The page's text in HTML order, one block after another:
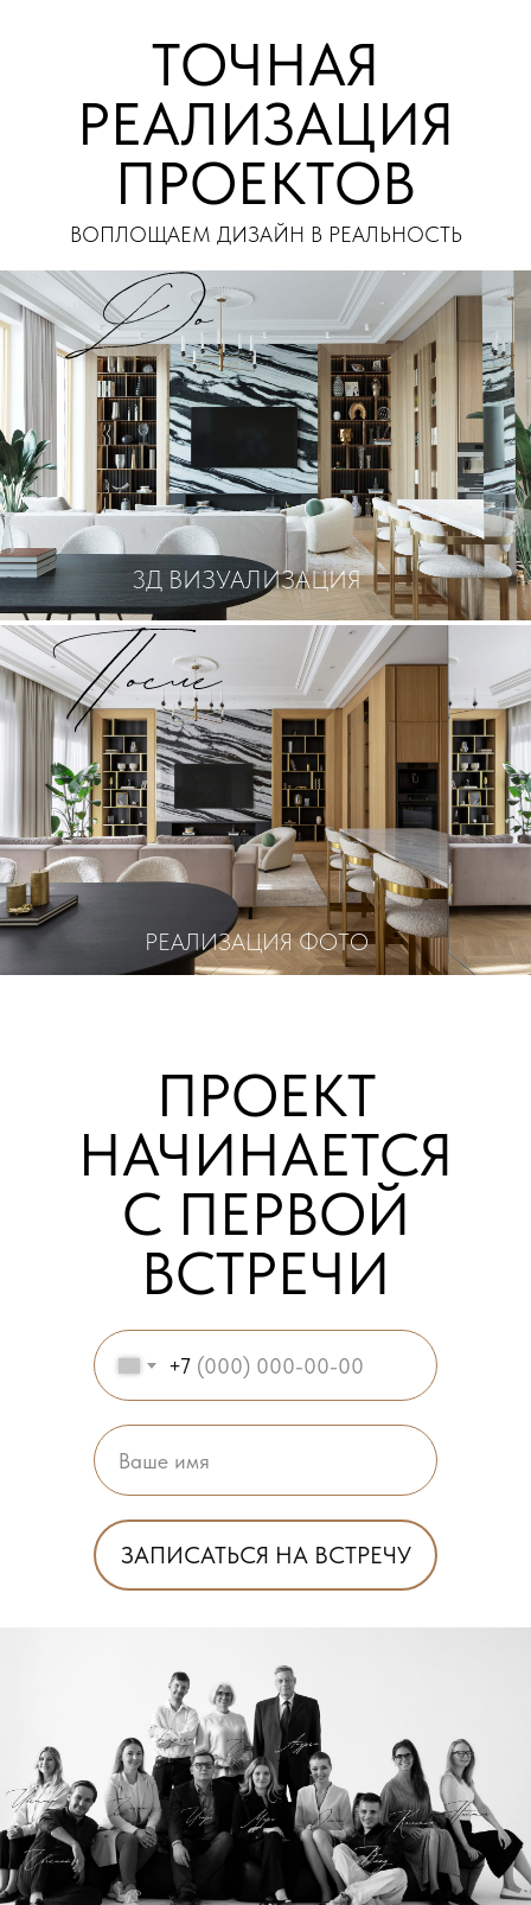
ТОЧНАЯ
РЕАЛИЗАЦИЯ
ПРОЕКТОВ
ВОПЛОЩАЕМ ДИЗАЙН В РЕАЛЬНОСТЬ
3Д ВИЗУАЛИЗАЦИЯ
РЕАЛИЗАЦИЯ ФОТО
ПРОЕКТ
НАЧИНАЕТСЯ
С ПЕРВОЙ
ВСТРЕЧИ
+7
ЗАПИСАТЬСЯ НА ВСТРЕЧУ